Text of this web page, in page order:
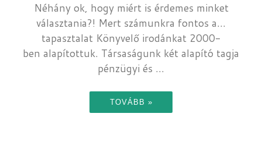
Néhány ok, hogy miért is érdemes minket
választania?! Mert számunkra fontos a…
tapasztalat Könyvelő irodánkat 2000-
ben alapítottuk. Társaságunk két alapító tagja
pénzügyi és ...
TOVÁBB »